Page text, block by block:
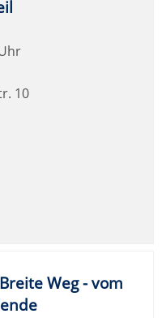
10
Weg - vom